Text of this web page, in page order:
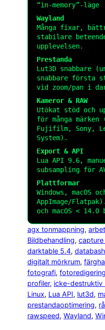
“in-memory”-läge
Wayland
Många fixar,
stabilare
upplevelsen.
Prestanda
Lut3D snabbare
snabbare första
vid zoom/pan i
Kameror & RAW
Utökat stöd och
för många
Fujifilm, Sony,
System).
Export & API
Lua API 9.6,
subsampling för
Plattformar
Windows, macOS
AppImage/
och macOS <
agx tonmappning,
Bildbehandling, capture
darktable 5.4,
digitalt mörkrum,
fotografi, fotoredigering
profiler, icke-destruktiv
Linux, Lua API, lut3d,
prestandaoptimering,
rawspeed, Wayland,